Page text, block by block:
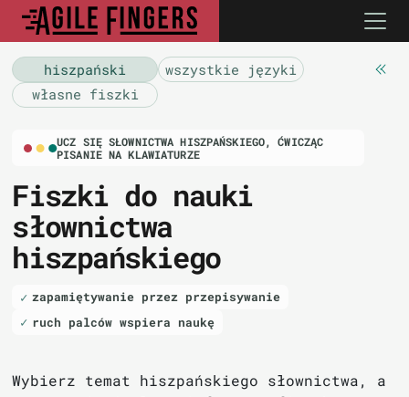
hiszpański
wszystkie języki
własne fiszki
UCZ SIĘ SŁOWNICTWA HISZPAŃSKIEGO, ĆWICZĄC
PISANIE NA KLAWIATURZE
Fiszki do nauki
słownictwa
hiszpańskiego
zapamiętywanie przez przepisywanie
ruch palców wspiera naukę
Wybierz temat hiszpańskiego słownictwa, a